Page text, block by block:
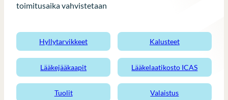
toimitusaika vahvistetaan
Hyllytarvikkeet Kalusteet
Lääkejääkaapit Lääkelaatikosto ICAS
Tuolit Valaistus